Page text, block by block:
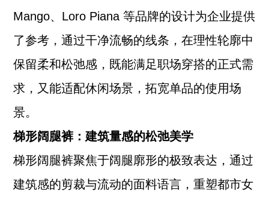
Mango、Loro Piana 等品牌的设计为企业提供
了参考，通过干净流畅的线条，在理性轮廓中
保留柔和松弛感，既能满足职场穿搭的正式需
求，又能适配休闲场景，拓宽单品的使用场
景。
梯形阔腿裤：建筑量感的松弛美学
梯形阔腿裤聚焦于阔腿廓形的极致表达，通过
建筑感的剪裁与流动的面料语言，重塑都市女